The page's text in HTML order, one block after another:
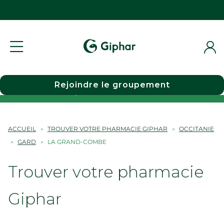
Choisir une pharmacie
Rejoindre le groupement
ACCUEIL TROUVER VOTRE PHARMACIE GIPHAR
OCCITANIE
GARD
LA GRAND-COMBE
Trouver votre pharmacie
Giphar